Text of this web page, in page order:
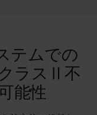
テムでの
ラスⅡ不
能性